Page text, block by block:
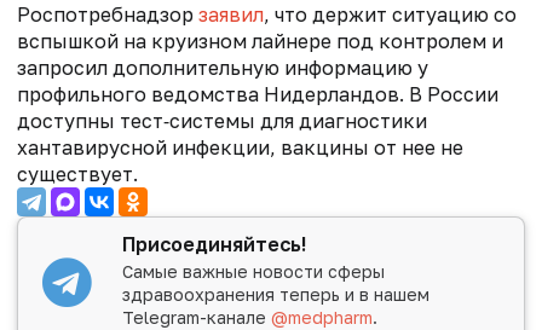
Роспотребнадзор заявил, что держит ситуацию со
вспышкой на круизном лайнере под контролем и
запросил дополнительную информацию у
профильного ведомства Нидерландов. В России
доступны тест‑системы для диагностики
хантавирусной инфекции, вакцины от нее не
существует.
Присоединяйтесь!
Самые важные новости сферы
здравоохранения теперь и в нашем
Telegram-канале@medpharm.